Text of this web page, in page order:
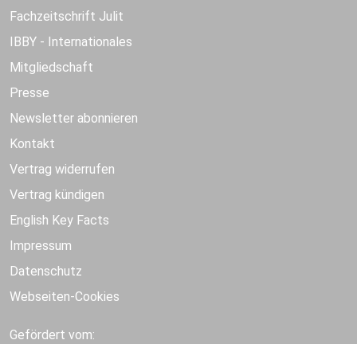
Fachzeitschrift Julit
IBBY - Internationales
Mitgliedschaft
Presse
Newsletter abonnieren
Kontakt
Vertrag widerrufen
Vertrag kündigen
English Key Facts
Impressum
Datenschutz
Webseiten-Cookies
Gefördert vom: